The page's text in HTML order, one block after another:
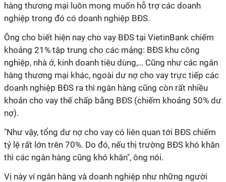
hàng thương mại luôn mong muốn hỗ trợ các doanh
nghiệp trong đó có doanh nghiệp BĐS.
Ông cho biết hiện nay cho vay BĐS tại VietinBank chiếm
khoảng 21% tập trung cho các mảng: BĐS khu công
nghiệp, nhà ở, kinh doanh tiêu dùng,… Cũng như các ngân
hàng thương mại khác, ngoài dư nợ cho vay trực tiếp các
doanh nghiệp BĐS ra thì ngân hàng cũng còn rất nhiều
khoản cho vay thế chấp bằng BĐS (chiếm khoảng 50% dư
nợ).
"Như vậy, tổng dư nợ cho vay có liên quan tới BĐS chiếm
tỷ lệ rất lớn trên 70%. Do đó, nếu thị trường BĐS khó khăn
thì các ngân hàng cũng khó khăn", ông nói.
Vị này ví ngân hàng và doanh nghiệp như những người